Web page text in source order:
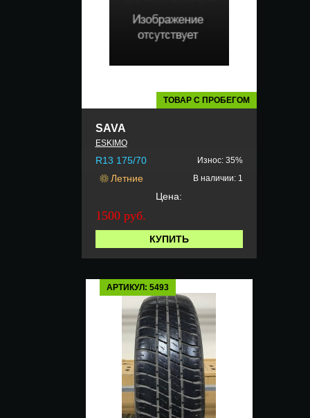
ТОВАР С ПРОБЕГОМ
SAVA
ESKIMO
R13 175/70 Износ: 35%
Летние В наличии: 1
Цена:
1500 руб.
КУПИТЬ
АРТИКУЛ: 5493